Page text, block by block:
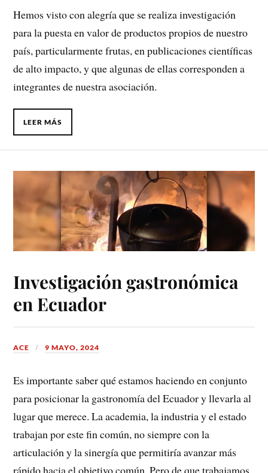
Hemos visto con alegría que se realiza investigación
para la puesta en valor de productos propios de nuestro
país, particularmente frutas, en publicaciones científicas
de alto impacto, y que algunas de ellas corresponden a
integrantes de nuestra asociación.
LEER MÁS
Investigación gastronómica
en Ecuador
ACE 9 MAYO, 2024
Es importante saber qué estamos haciendo en conjunto
para posicionar la gastronomía del Ecuador y llevarla al
lugar que merece. La academia, la industria y el estado
trabajan por este fin común, no siempre con la
articulación y la sinergía que permitiría avanzar más
rápido hacia el objetivo común. Pero de que trabajamos,